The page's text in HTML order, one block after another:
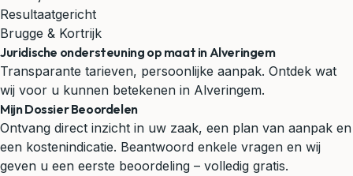
Resultaatgericht
Brugge & Kortrijk
Juridische ondersteuning op maat in Alveringem
Transparante tarieven, persoonlijke aanpak. Ontdek wat
wij voor u kunnen betekenen in Alveringem.
Mijn Dossier Beoordelen
Ontvang direct inzicht in uw zaak, een plan van aanpak en
een kostenindicatie. Beantwoord enkele vragen en wij
geven u een eerste beoordeling – volledig gratis.